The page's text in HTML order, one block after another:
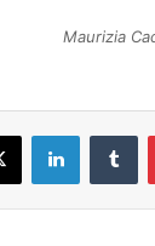
Maurizia